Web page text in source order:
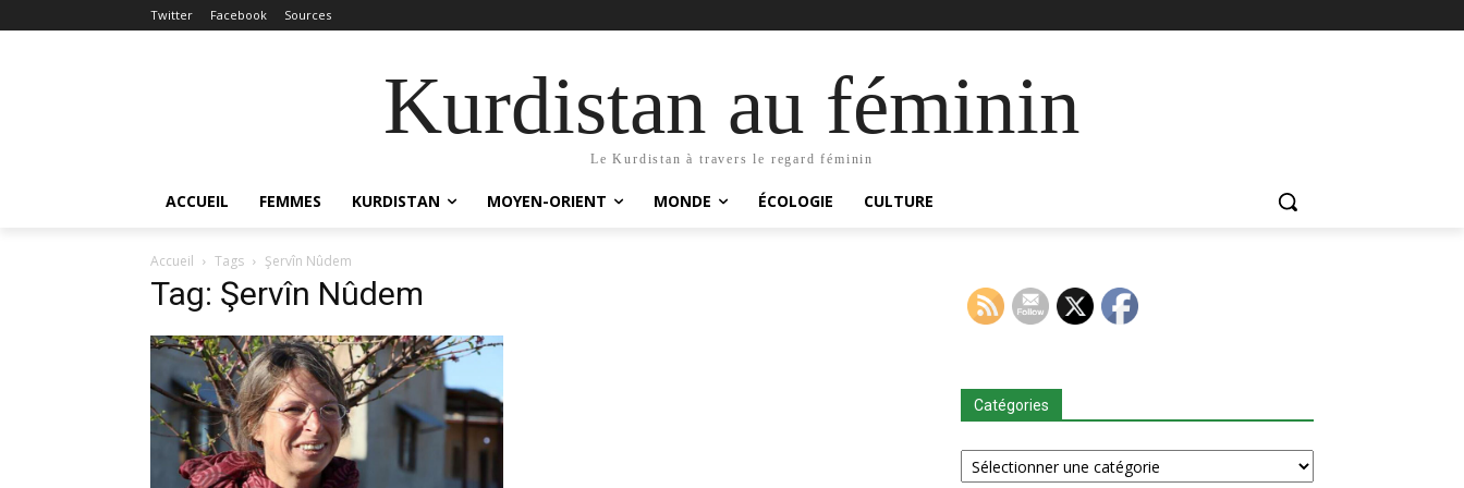
Twitter Facebook Sources
Kurdistan au féminin
Le Kurdistan à travers le regard féminin
ACCUEIL FEMMES KURDISTAN MOYEN-ORIENT MONDE ÉCOLOGIE CULTURE
Accueil Tags Şervîn Nûdem
Tag: Şervîn Nûdem
Catégories
Catégories